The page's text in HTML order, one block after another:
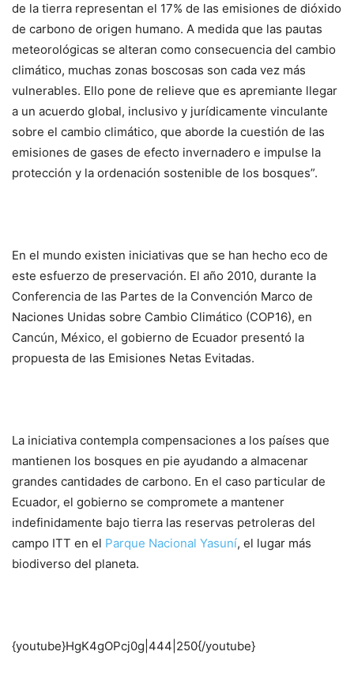
de la tierra representan el 17% de las emisiones de dióxido
de carbono de origen humano. A medida que las pautas
meteorológicas se alteran como consecuencia del cambio
climático, muchas zonas boscosas son cada vez más
vulnerables. Ello pone de relieve que es apremiante llegar
a un acuerdo global, inclusivo y jurídicamente vinculante
sobre el cambio climático, que aborde la cuestión de las
emisiones de gases de efecto invernadero e impulse la
protección y la ordenación sostenible de los bosques”.
En el mundo existen iniciativas que se han hecho eco de
este esfuerzo de preservación. El año 2010, durante la
Conferencia de las Partes de la Convención Marco de
Naciones Unidas sobre Cambio Climático (COP16), en
Cancún, México, el gobierno de Ecuador presentó la
propuesta de las Emisiones Netas Evitadas.
La iniciativa contempla compensaciones a los países que
mantienen los bosques en pie ayudando a almacenar
grandes cantidades de carbono. En el caso particular de
Ecuador, el gobierno se compromete a mantener
indefinidamente bajo tierra las reservas petroleras del
campo ITT en el Parque Nacional Yasuní, el lugar más
biodiverso del planeta.
{youtube}HgK4gOPcj0g|444|250{/youtube}